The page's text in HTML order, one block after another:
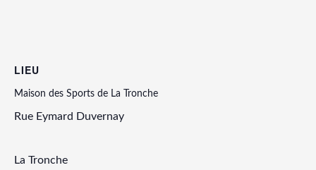
LIEU
Maison des Sports de La Tronche
Rue Eymard Duvernay
La Tronche